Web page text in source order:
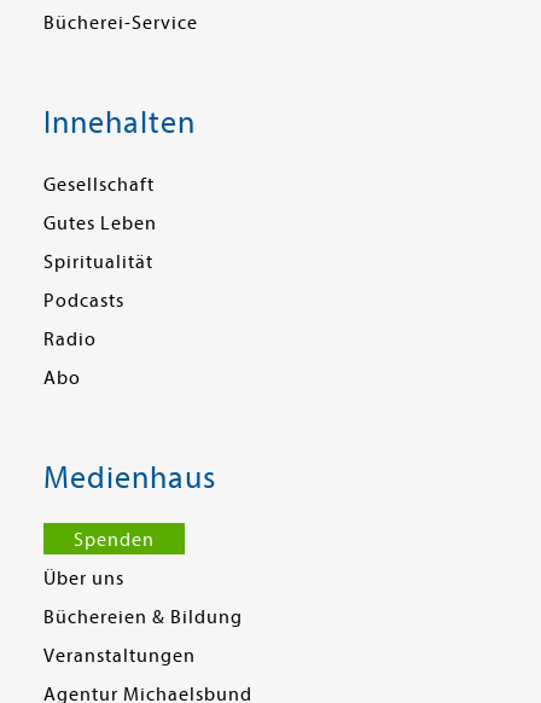
Bücherei-Service
Innehalten
Gesellschaft
Gutes Leben
Spiritualität
Podcasts
Radio
Abo
Medienhaus
Spenden
Über uns
Büchereien & Bildung
Veranstaltungen
Agentur Michaelsbund